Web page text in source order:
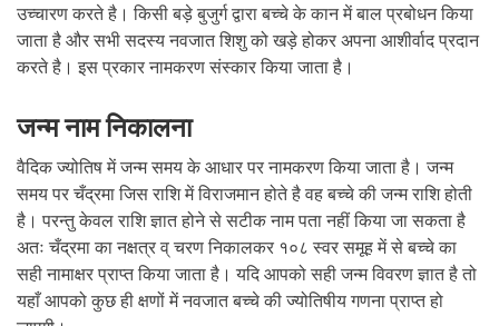
उच्चारण करते है। किसी बड़े बुजुर्ग द्वारा बच्चे के कान में बाल प्रबोधन किया
जाता है और सभी सदस्य नवजात शिशु को खड़े होकर अपना आशीर्वाद प्रदान
करते है। इस प्रकार नामकरण संस्कार किया जाता है।
जन्म नाम निकालना
वैदिक ज्योतिष में जन्म समय के आधार पर नामकरण किया जाता है। जन्म
समय पर चँद्रमा जिस राशि में विराजमान होते है वह बच्चे की जन्म राशि होती
है। परन्तु केवल राशि ज्ञात होने से सटीक नाम पता नहीं किया जा सकता है
अतः चँद्रमा का नक्षत्र व् चरण निकालकर १०८ स्वर समूह में से बच्चे का
सही नामाक्षर प्राप्त किया जाता है। यदि आपको सही जन्म विवरण ज्ञात है तो
यहाँ आपको कुछ ही क्षणों में नवजात बच्चे की ज्योतिषीय गणना प्राप्त हो